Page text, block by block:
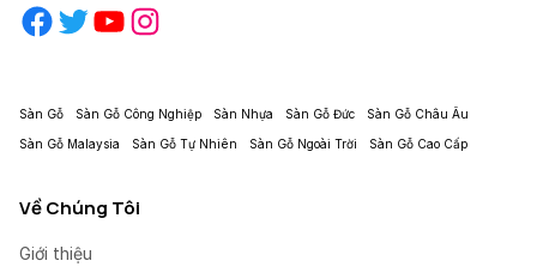
Facebook Twitter YouTube Instagram
Sàn Gỗ Sàn Gỗ Công Nghiệp Sàn Nhựa Sàn Gỗ Đức Sàn Gỗ Châu Âu
Sàn Gỗ Malaysia Sàn Gỗ Tự Nhiên Sàn Gỗ Ngoài Trời Sàn Gỗ Cao Cấp
Về Chúng Tôi
Giới thiệu